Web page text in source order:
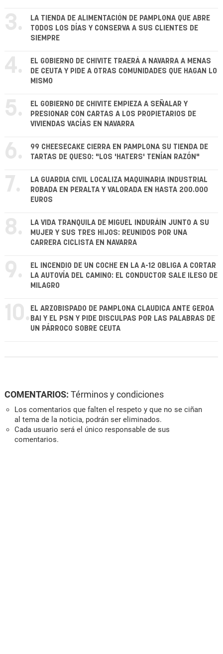
3.
LA TIENDA DE ALIMENTACIÓN DE PAMPLONA QUE ABRE
TODOS LOS DÍAS Y CONSERVA A SUS CLIENTES DE
SIEMPRE
4.
EL GOBIERNO DE CHIVITE TRAERÁ A NAVARRA A MENAS
DE CEUTA Y PIDE A OTRAS COMUNIDADES QUE HAGAN LO
MISMO
5.
EL GOBIERNO DE CHIVITE EMPIEZA A SEÑALAR Y
PRESIONAR CON CARTAS A LOS PROPIETARIOS DE
VIVIENDAS VACÍAS EN NAVARRA
6.
99 CHEESECAKE CIERRA EN PAMPLONA SU TIENDA DE
TARTAS DE QUESO: "LOS 'HATERS' TENÍAN RAZÓN"
7.
LA GUARDIA CIVIL LOCALIZA MAQUINARIA INDUSTRIAL
ROBADA EN PERALTA Y VALORADA EN HASTA 200.000
EUROS
8.
LA VIDA TRANQUILA DE MIGUEL INDURÁIN JUNTO A SU
MUJER Y SUS TRES HIJOS: REUNIDOS POR UNA
CARRERA CICLISTA EN NAVARRA
9.
EL INCENDIO DE UN COCHE EN LA A-12 OBLIGA A CORTAR
LA AUTOVÍA DEL CAMINO: EL CONDUCTOR SALE ILESO DE
MILAGRO
10. EL ARZOBISPADO DE PAMPLONA CLAUDICA ANTE GEROA
BAI Y EL PSN Y PIDE DISCULPAS POR LAS PALABRAS DE
UN PÁRROCO SOBRE CEUTA
COMENTARIOS: Términos y condiciones
Los comentarios que falten el respeto y que no se ciñan
al tema de la noticia, podrán ser eliminados.
Cada usuario será el único responsable de sus
comentarios.